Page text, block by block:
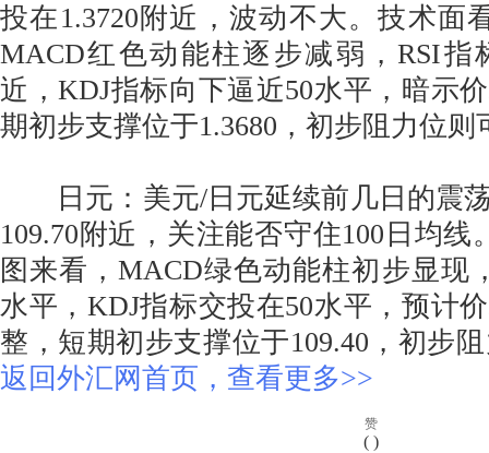
投在1.3720附近，波动不大。技术面
MACD红色动能柱逐步减弱，RSI指
近，KDJ指标向下逼近50水平，暗示
期初步支撑位于1.3680，初步阻力位则
日元：美元/日元延续前几日的震
109.70附近，关注能否守住100日均线
图来看，MACD绿色动能柱初步显现
水平，KDJ指标交投在50水平，预计
整，短期初步支撑位于109.40，初步
返回外汇网首页，查看更多>>
赞
( )